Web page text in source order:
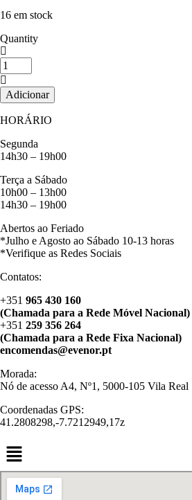
16 em stock
Quantity
Quantidade
de
PÁ
-
RAMAGENS
VERDES
Adicionar
HORÁRIO
Segunda
14h30 – 19h00
Terça a Sábado
10h00 – 13h00
14h30 – 19h00
Abertos ao Feriado
*Julho e Agosto ao Sábado 10-13 horas
*Verifique as Redes Sociais
Contatos:
+351 965 430 160
(Chamada para a Rede Móvel Nacional)
+351 259 356 264
(Chamada para a Rede Fixa Nacional)
encomendas@evenor.pt
Morada:
Nó de acesso A4, Nº1, 5000-105 Vila Real
Coordenadas GPS:
41.2808298,-7.7212949,17z
Menu